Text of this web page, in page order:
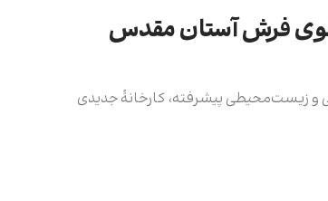
فرش آستان مقدس
و زیست‌محیطی پیشرفته، کارخانۀ جدیدی